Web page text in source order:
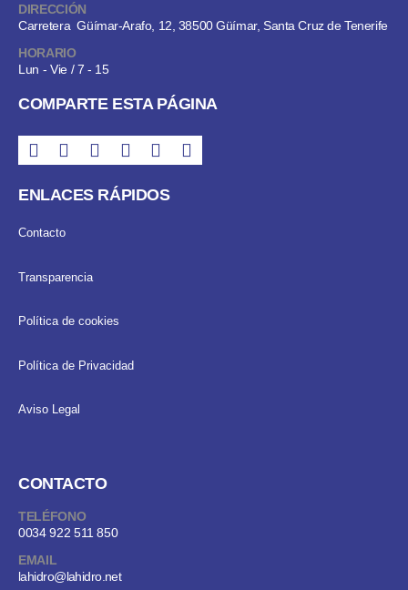
DIRECCIÓN
Carretera Güímar-Arafo, 12, 38500 Güímar, Santa Cruz de Tenerife
HORARIO
Lun - Vie / 7 - 15
COMPARTE ESTA PÁGINA
ENLACES RÁPIDOS
Contacto
Transparencia
Política de cookies
Política de Privacidad
Aviso Legal
CONTACTO
TELÉFONO
0034 922 511 850
EMAIL
lahidro@lahidro.net